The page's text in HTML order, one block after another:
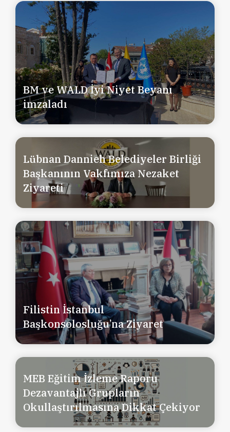
BM ve WALD İyi Niyet Beyanı
imzaladı
Lübnan Dannieh Belediyeler Birliği
Başkanının Vakfımıza Nezaket
Ziyareti
Filistin İstanbul
Başkonsolosluğu’na Ziyaret
MEB Eğitim İzleme Raporu
Dezavantajlı Grupların
Okullaştırılmasına Dikkat Çekiyor